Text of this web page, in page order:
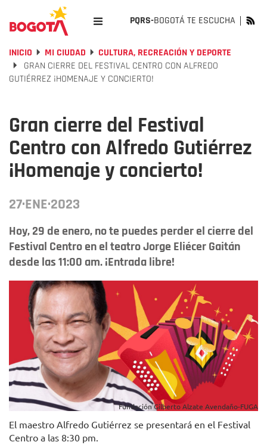
PQRS-BOGOTÁ TE ESCUCHA
INICIO MI CIUDAD
CULTURA, RECREACIÓN Y DEPORTE
GRAN CIERRE DEL FESTIVAL CENTRO CON ALFREDO
GUTIÉRREZ ¡HOMENAJE Y CONCIERTO!
Gran cierre del Festival
Centro con Alfredo Gutiérrez
¡Homenaje y concierto!
27·ENE·2023
Hoy, 29 de enero, no te puedes perder el cierre del
Festival Centro en el teatro Jorge Eliécer Gaitán
desde las 11:00 am. ¡Entrada libre!
Fundación Gilberto Alzate Avendaño-FUGA
El maestro Alfredo Gutiérrez se presentará en el Festival
Centro a las 8:30 pm.